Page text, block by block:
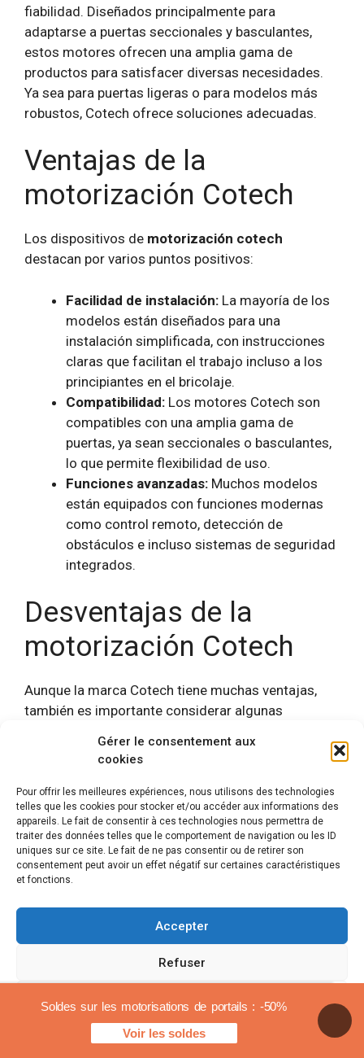
Gérer le consentement aux
cookies
Pour offrir les meilleures expériences, nous utilisons des technologies
telles que les cookies pour stocker et/ou accéder aux informations des
appareils. Le fait de consentir à ces technologies nous permettra de
traiter des données telles que le comportement de navigation ou les ID
uniques sur ce site. Le fait de ne pas consentir ou de retirer son
consentement peut avoir un effet négatif sur certaines caractéristiques
et fonctions.
Accepter
Refuser
Voir les préférences
Política de cookiesAvisos legales
fiabilidad. Diseñados principalmente para
adaptarse a puertas seccionales y basculantes,
estos motores ofrecen una amplia gama de
productos para satisfacer diversas necesidades.
Ya sea para puertas ligeras o para modelos más
robustos, Cotech ofrece soluciones adecuadas.
Ventajas de la
motorización Cotech
Los dispositivos de motorización cotech
destacan por varios puntos positivos:
Facilidad de instalación: La mayoría de los
modelos están diseñados para una
instalación simplificada, con instrucciones
claras que facilitan el trabajo incluso a los
principiantes en el bricolaje.
Compatibilidad: Los motores Cotech son
compatibles con una amplia gama de
puertas, ya sean seccionales o basculantes,
lo que permite flexibilidad de uso.
Funciones avanzadas: Muchos modelos
están equipados con funciones modernas
como control remoto, detección de
obstáculos e incluso sistemas de seguridad
integrados.
Desventajas de la
motorización Cotech
Aunque la marca Cotech tiene muchas ventajas,
también es importante considerar algunas
pueden representar una inversión inicial
elevada en comparación con otras marcas
menos conocidas.
Disponibilidad de repuestos:Para algunos
dispositivos, puede resultar difícil encontrar
Opiniones de usuarios
sobre la motorización
Cotech
Soldes sur les motorisations de portails : -50%
Voir les soldes